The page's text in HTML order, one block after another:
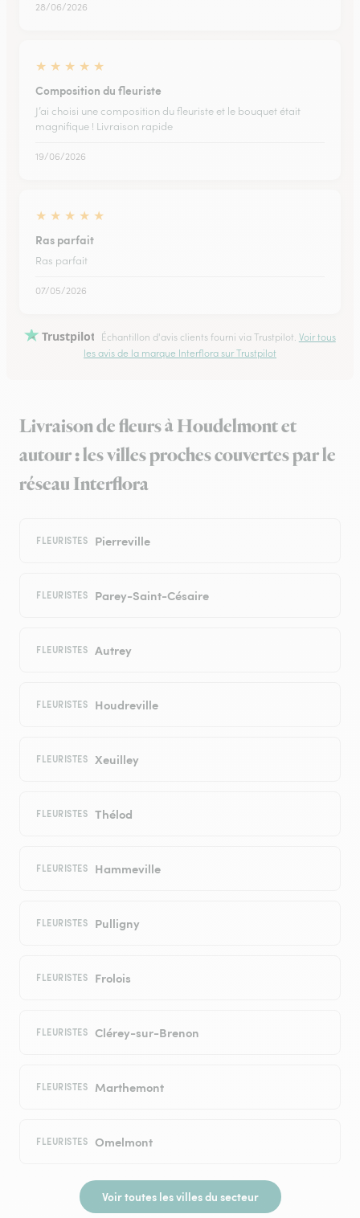
28/06/2026
★ ★ ★ ★ ★
Composition du fleuriste
J’ai choisi une composition du fleuriste et le bouquet était
magnifique ! Livraison rapide
19/06/2026
★ ★ ★ ★ ★
Ras parfait
Ras parfait
07/05/2026
Trustpilot Échantillon d'avis clients fourni via Trustpilot. Voir tous
les avis de la marque Interflora sur Trustpilot
Livraison de fleurs à Houdelmont et
autour : les villes proches couvertes par le
réseau Interflora
FLEURISTES Pierreville
FLEURISTES Parey-Saint-Césaire
FLEURISTES Autrey
FLEURISTES Houdreville
FLEURISTES Xeuilley
FLEURISTES Thélod
FLEURISTES Hammeville
FLEURISTES Pulligny
FLEURISTES Frolois
FLEURISTES Clérey-sur-Brenon
FLEURISTES Marthemont
FLEURISTES Omelmont
Voir toutes les villes du secteur